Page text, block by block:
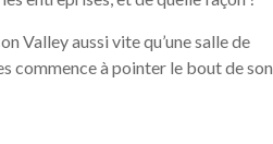
Valley aussi vite qu’une salle de
commence à pointer le bout de son